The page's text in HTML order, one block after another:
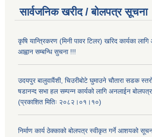
सार्वजनिक खरीद / बोलपत्र सूचना
कृषि यान्त्रिकरण (मिनी पावर टिलर) खरिद कार्यका
आह्वान सम्बन्धि सुचना !!!
उदयपुर बालुवावैंशी, चिउरीबोटे घुमाउने चौतारा सडक
षडानन्द सभा हल सम्पन्न कार्यको लागि अनलाईन
(प्रकाशित मितिः २०८२।०१।१०)
निर्माण कार्य ठेक्काको बोलपत्र स्वीकृत गर्ने आशयको